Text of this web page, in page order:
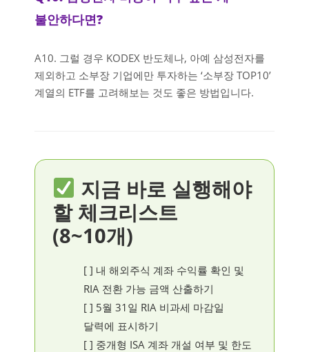
불안하다면?
A10. 그럴 경우 KODEX 반도체나, 아예 삼성전자를
제외하고 소부장 기업에만 투자하는 ‘소부장 TOP10’
계열의 ETF를 고려해보는 것도 좋은 방법입니다.
지금 바로 실행해야
할 체크리스트
(8~10개)
[ ] 내 해외주식 계좌 수익률 확인 및
RIA 전환 가능 금액 산출하기
[ ] 5월 31일 RIA 비과세 마감일
달력에 표시하기
[ ] 중개형 ISA 계좌 개설 여부 및 한도